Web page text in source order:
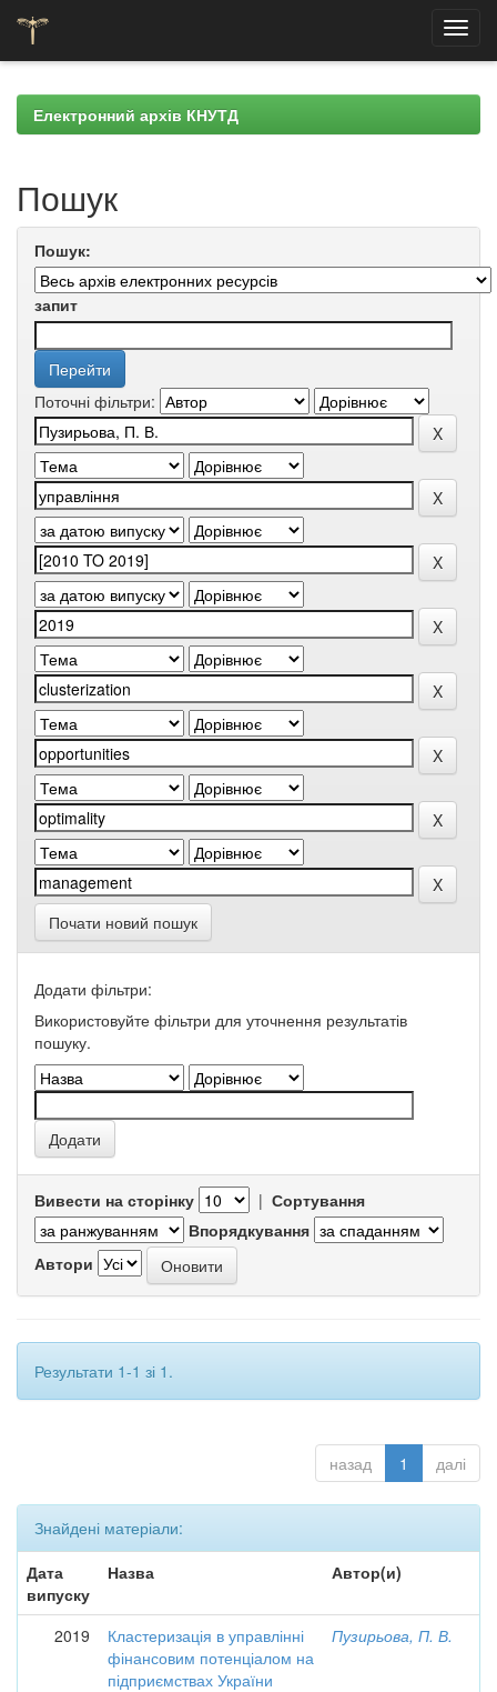
navigationЕлектронний архів КНУТД
Пошук
Пошук:
запит
Поточні фільтри:
Почати новий пошук
Додати фільтри:
Використовуйте фільтри для уточнення результатів
пошуку.
Вивести на сторінку | Сортування
Впорядкування
Автори
Результати 1-1 зі 1.
назад 1 далі
Знайдені матеріали:
Дата
випуску
Назва Автор(и)
2019
Кластеризація в управлінні
фінансовим потенціалом на
підприємствах України
Пузирьова, П. В.